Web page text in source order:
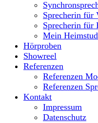
Sprecherin für
Sprecherin für
Mein
Hörproben
Showreel
Referenzen
Referenzen
Referenzen
Kontakt
Impressum
Datenschutz